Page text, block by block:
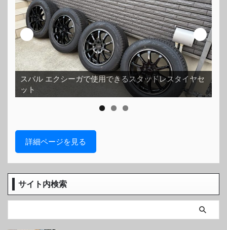
スタイヤセ
ホイールコーティング済みで傷一つない超美品
詳細ページを見る
サイト内検索